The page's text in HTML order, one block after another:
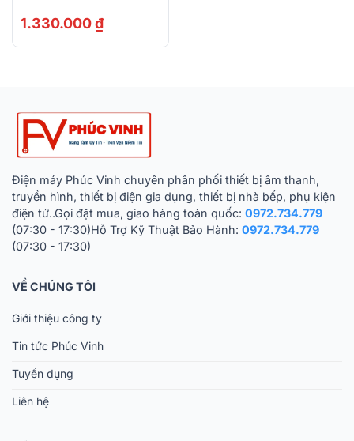
1.330.000₫
Điện máy Phúc Vinh chuyên phân phối thiết bị âm thanh,
truyền hình, thiết bị điện gia dụng, thiết bị nhà bếp, phụ kiện
điện tử..Gọi đặt mua, giao hàng toàn quốc: 0972.734.779
(07:30 - 17:30)Hỗ Trợ Kỹ Thuật Bảo Hành: 0972.734.779
(07:30 - 17:30)
VỀ CHÚNG TÔI
Giới thiệu công ty
Tin tức Phúc Vinh
Tuyển dụng
Liên hệ